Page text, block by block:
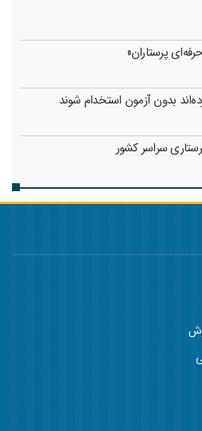
پرستاران»
بدون آزمون استخدام شوند
سراسر کشور